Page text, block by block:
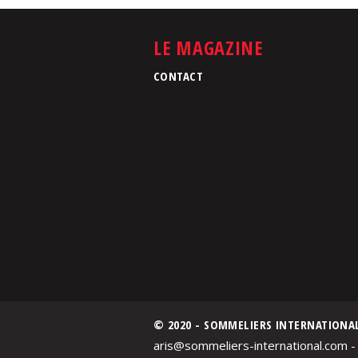
LE MAGAZINE
CONTACT
© 2020 - SOMMELIERS
aris@sommeliers-international.com